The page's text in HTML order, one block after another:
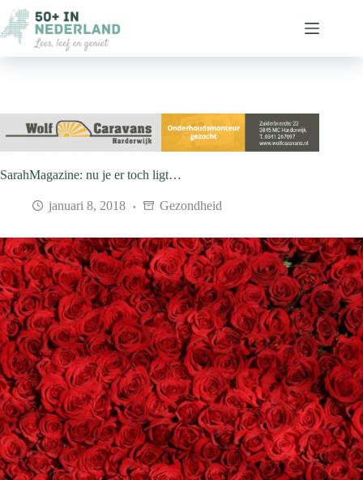
naar
de
inhoud
SarahMagazine: nu je er toch ligt…
januari 8, 2018 Gezondheid